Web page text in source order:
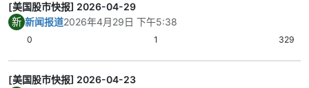
[美国股市快报] 2026-04-29
新 新闻报道2026年4月29日 下午5:38
0 1 329
[美国股市快报] 2026-04-23